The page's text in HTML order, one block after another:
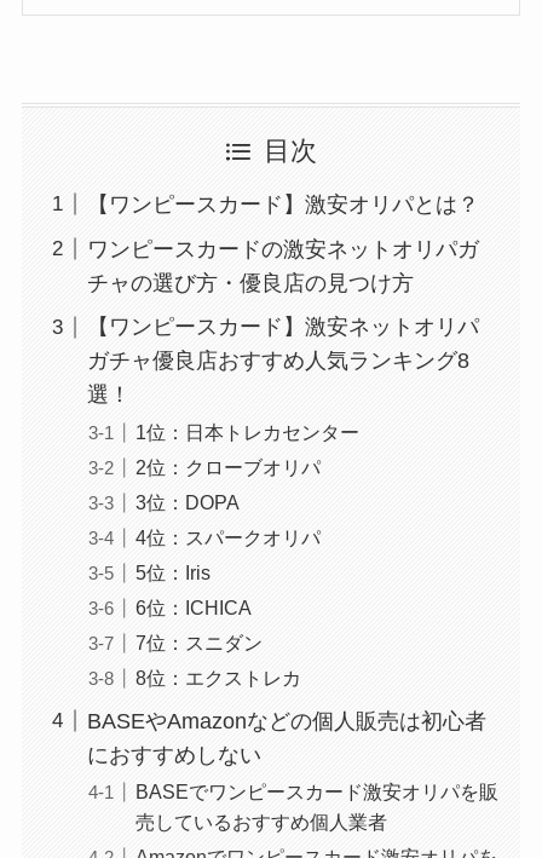
目次
【ワンピースカード】激安オリパとは？
ワンピースカードの激安ネットオリパガ
チャの選び方・優良店の見つけ方
【ワンピースカード】激安ネットオリパ
ガチャ優良店おすすめ人気ランキング8
選！
1位：日本トレカセンター
2位：クローブオリパ
3位：DOPA
4位：スパークオリパ
5位：Iris
6位：ICHICA
7位：スニダン
8位：エクストレカ
BASEやAmazonなどの個人販売は初心者
におすすめしない
BASEでワンピースカード激安オリパを販
売しているおすすめ個人業者